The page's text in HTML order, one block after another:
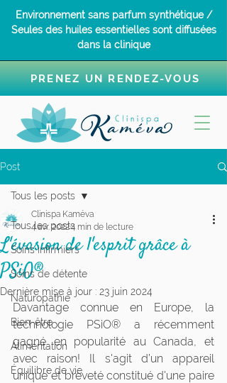
PRENEZ UN RENDEZ-VOUS
Environnement sans parfum synthétique /
Seules des huiles essentielles sont diffusées
dans la clinique
Post
Tous les posts
Soins infirmiers
Soins de détente
Naturopathie
Bien-être
Alimentation
Équilibre de vie
Tous les posts
L'évasion de l'esprit grâce à
PSiO®
Clinispa Kaméva
4 avr. 20224 min de lecture
Dernière mise à jour : 23 juin 2024
Davantage connue en Europe, la
technologie PSiO® a récemment
gagné en popularité au Canada, et
avec raison! Il s'agit d’un appareil
unique et breveté constitué d'une paire